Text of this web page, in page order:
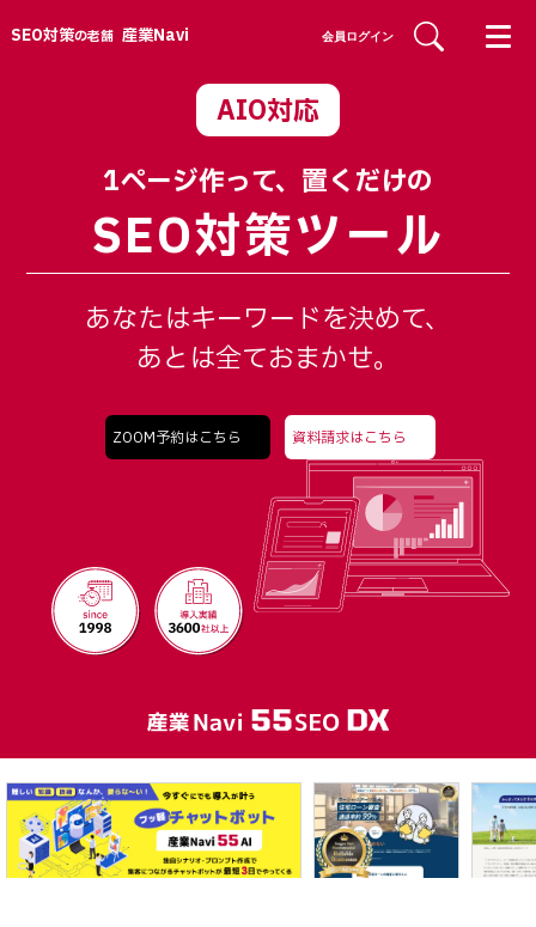
SEO対策の老舗 産業Navi 会員ログイン
AIO対応
1ページ作って、置くだけの
SEO対策ツール
あなたはキーワードを決めて、
あとは全ておまかせ。
ZOOM予約はこちら 資料請求はこちら